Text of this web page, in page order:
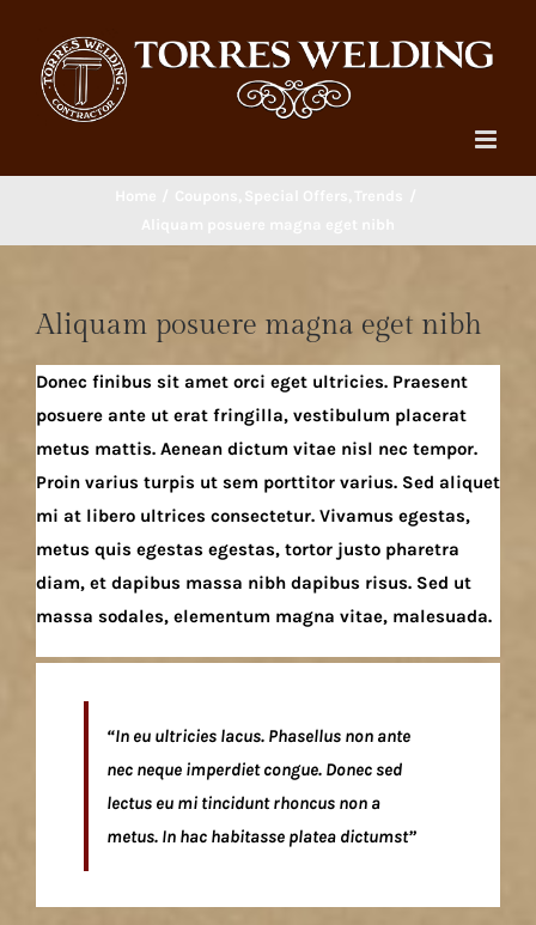
content
Aliquam posuere magna eget nibh
Donec finibus sit amet orci eget ultricies. Praesent
posuere ante ut erat fringilla, vestibulum placerat
metus mattis. Aenean dictum vitae nisl nec tempor.
Proin varius turpis ut sem porttitor varius. Sed aliquet
mi at libero ultrices consectetur. Vivamus egestas,
metus quis egestas egestas, tortor justo pharetra
diam, et dapibus massa nibh dapibus risus. Sed ut
massa sodales, elementum magna vitae, malesuada.
“In eu ultricies lacus. Phasellus non ante
nec neque imperdiet congue. Donec sed
lectus eu mi tincidunt rhoncus non a
metus. In hac habitasse platea dictumst”